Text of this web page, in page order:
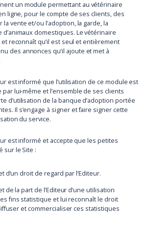
un module permettant au vétérinaire
ligne, pour le compte de ses clients, des
vente et/ou l’adoption, la garde, la
domestiques. Le vétérinaire
reconnaît qu’il est seul et entièrement
des annonces qu’il ajoute et met à
est informé que l’utilisation de ce module est
lui-même et l’ensemble de ses clients
d’utilisation de la banque d’adoption portée
Il s’engage à signer et faire signer cette
du service.
est informé et accepte que les petites
sur le Site :
d’un droit de regard par l’Editeur.
de la part de l’Editeur d’une utilisation
fins statistique et lui reconnaît le droit
et commercialiser ces statistiques